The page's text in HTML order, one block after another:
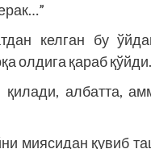
келган бу
олдига қараб қўйди.
қилади, албатта,
миясидан қувиб